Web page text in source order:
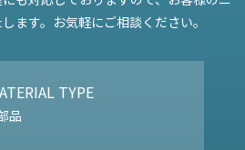
ます。お気軽にご相談ください。
TYPE
品